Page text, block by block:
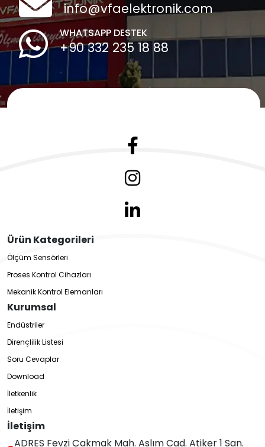
info@vfaelektronik.com
WHATSAPP DESTEK
+90 332 235 18 88
Ürün Kategorileri
Ölçüm Sensörleri
Proses Kontrol Cihazları
Mekanik Kontrol Elemanları
Kurumsal
Endüstriler
Dirençlilik Listesi
Soru Cevaplar
Download
İletkenlik
İletişim
İletişim
ADRES Fevzi Çakmak Mah. Aslım Cad. Atiker 1 San.